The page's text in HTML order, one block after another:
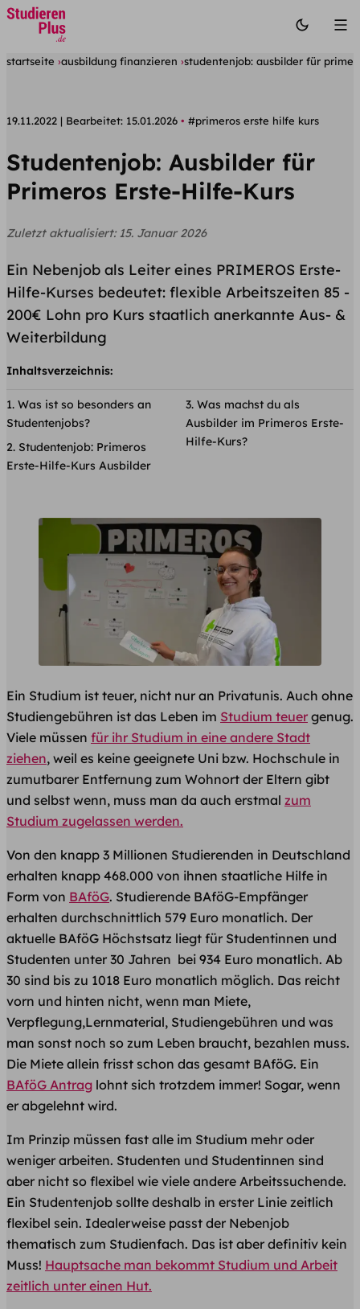
startseite ausbildung finanzieren studentenjob: ausbilder für
19.11.2022 Bearbeitet: 15.01.2026 #primeros erste hilfe kurs
Studentenjob: Ausbilder für
Primeros Erste-Hilfe-Kurs
Zuletzt aktualisiert: 15. Januar 2026
Ein Nebenjob als Leiter eines PRIMEROS Erste-
Hilfe-Kurses bedeutet: flexible Arbeitszeiten 85 -
200€ Lohn pro Kurs staatlich anerkannte Aus- &
Weiterbildung
Inhaltsverzeichnis:
Was ist so besonders an
Studentenjobs?
Studentenjob: Primeros
Erste-Hilfe-Kurs Ausbilder
Was machst du als
Ausbilder im Primeros Erste-
Hilfe-Kurs?
Ein Studium ist teuer, nicht nur an Privatunis. Auch ohne
Studiengebühren ist das Leben im Studium teuer genug.
Viele müssen für ihr Studium in eine andere Stadt
ziehen, weil es keine geeignete Uni bzw. Hochschule in
zumutbarer Entfernung zum Wohnort der Eltern gibt
und selbst wenn, muss man da auch erstmal zum
Studium zugelassen werden.
Von den knapp 3 Millionen Studierenden in Deutschland
erhalten knapp 468.000 von ihnen staatliche Hilfe in
Form von BAföG. Studierende BAföG-Empfänger
erhalten durchschnittlich 579 Euro monatlich. Der
aktuelle BAföG Höchstsatz liegt für Studentinnen und
Studenten unter 30 Jahren bei 934 Euro monatlich. Ab
30 sind bis zu 1018 Euro monatlich möglich. Das reicht
vorn und hinten nicht, wenn man Miete,
Verpflegung,Lernmaterial, Studiengebühren und was
man sonst noch so zum Leben braucht, bezahlen muss.
Die Miete allein frisst schon das gesamt BAföG. Ein
BAföG Antrag lohnt sich trotzdem immer! Sogar, wenn
er abgelehnt wird.
Im Prinzip müssen fast alle im Studium mehr oder
weniger arbeiten. Studenten und Studentinnen sind
aber nicht so flexibel wie viele andere Arbeitssuchende.
Ein Studentenjob sollte deshalb in erster Linie zeitlich
flexibel sein. Idealerweise passt der Nebenjob
thematisch zum Studienfach. Das ist aber definitiv kein
Muss! Hauptsache man bekommt Studium und Arbeit
zeitlich unter einen Hut.